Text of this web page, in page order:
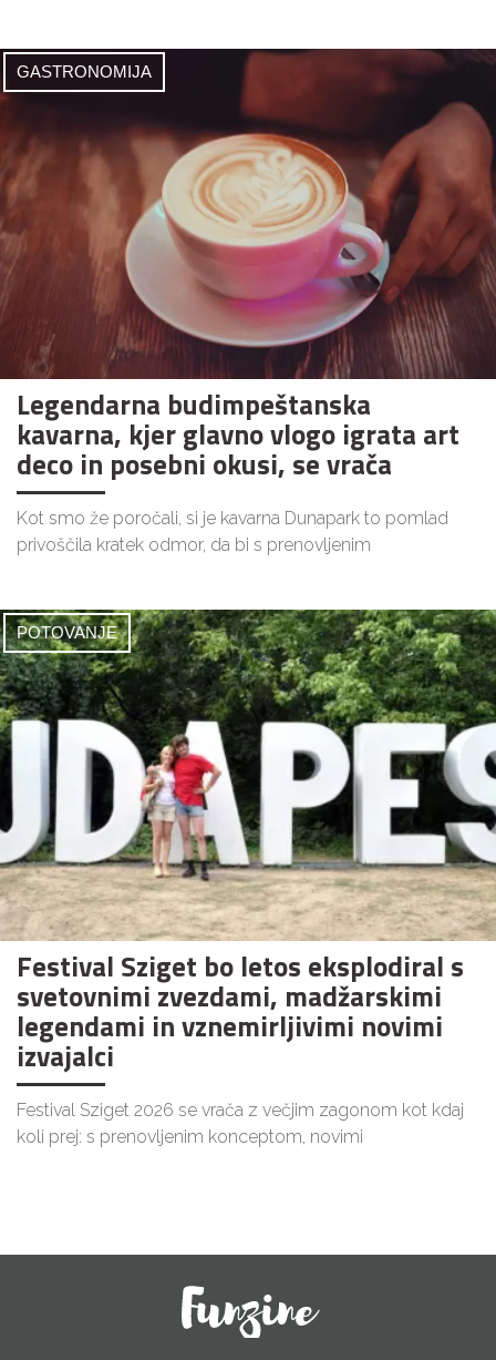
GASTRONOMIJA
Legendarna budimpeštanska
kavarna, kjer glavno vlogo igrata art
deco in posebni okusi, se vrača
Kot smo že poročali, si je kavarna Dunapark to pomlad
privoščila kratek odmor, da bi s prenovljenim
POTOVANJE
Festival Sziget bo letos eksplodiral s
svetovnimi zvezdami, madžarskimi
legendami in vznemirljivimi novimi
izvajalci
Festival Sziget 2026 se vrača z večjim zagonom kot kdaj
koli prej: s prenovljenim konceptom, novimi